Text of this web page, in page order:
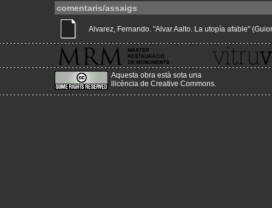
comentaris/assaigs
Alvarez, Fernando. "Alvar Aalto. La utopía afable"
Aquesta obra està sota una
llicència de Creative Commons.